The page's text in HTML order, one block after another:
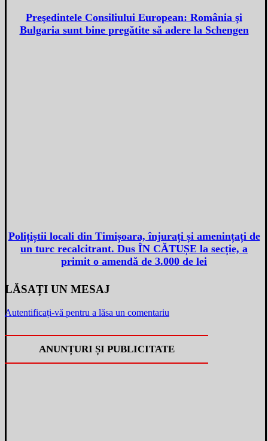
Preşedintele Consiliului European: România şi
Bulgaria sunt bine pregătite să adere la Schengen
Polițiștii locali din Timișoara, înjurați și amenințați de
un turc recalcitrant. Dus ÎN CĂTUȘE la secție, a
primit o amendă de 3.000 de lei
LĂSAȚI UN MESAJ
Autentificați-vă pentru a lăsa un comentariu
ANUNȚURI ȘI PUBLICITATE